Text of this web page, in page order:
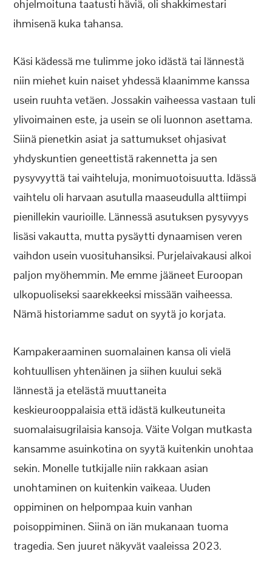
ohjelmoituna taatusti häviä, oli shakkimestari
ihmisenä kuka tahansa.
Käsi kädessä me tulimme joko idästä tai lännestä
niin miehet kuin naiset yhdessä klaanimme kanssa
usein ruuhta vetäen. Jossakin vaiheessa vastaan tuli
ylivoimainen este, ja usein se oli luonnon asettama.
Siinä pienetkin asiat ja sattumukset ohjasivat
yhdyskuntien geneettistä rakennetta ja sen
pysyvyyttä tai vaihteluja, monimuotoisuutta. Idässä
vaihtelu oli harvaan asutulla maaseudulla alttiimpi
pienillekin vaurioille. Lännessä asutuksen pysyvyys
lisäsi vakautta, mutta pysäytti dynaamisen veren
vaihdon usein vuosituhansiksi. Purjelaivakausi alkoi
paljon myöhemmin. Me emme jääneet Euroopan
ulkopuoliseksi saarekkeeksi missään vaiheessa.
Nämä historiamme sadut on syytä jo korjata.
Kampakeraaminen suomalainen kansa oli vielä
kohtuullisen yhtenäinen ja siihen kuului sekä
lännestä ja etelästä muuttaneita
keskieurooppalaisia että idästä kulkeutuneita
suomalaisugrilaisia kansoja. Väite Volgan mutkasta
kansamme asuinkotina on syytä kuitenkin unohtaa
sekin. Monelle tutkijalle niin rakkaan asian
unohtaminen on kuitenkin vaikeaa. Uuden
oppiminen on helpompaa kuin vanhan
poisoppiminen. Siinä on iän mukanaan tuoma
tragedia. Sen juuret näkyvät vaaleissa 2023.